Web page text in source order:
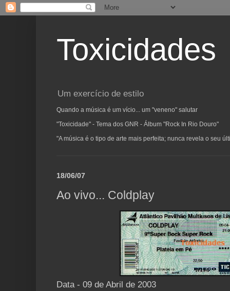
Toxicidades
Um exercício de estilo
Quando a música é um vício... um "veneno" salutar
"Toxicidade" - Tema dos GNR - Álbum "Rock In Rio Douro"
"A música é o tipo de arte mais perfeita; nunca revela o seu
18/06/07
Ao vivo... Coldplay
Data - 09 de Abril de 2003